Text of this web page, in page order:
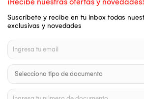
Suscríbete y recibe en tu inbox todas
exclusivas y novedades